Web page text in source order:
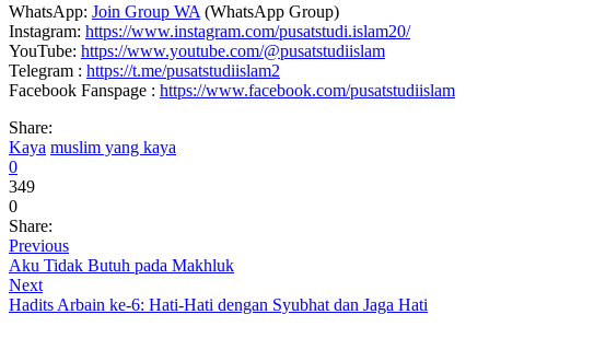
WhatsApp: Join Group WA (WhatsApp Group)
Instagram: https://www.instagram.com/pusatstudi.islam20/
YouTube: https://www.youtube.com/@pusatstudiislam
Telegram : https://t.me/pusatstudiislam2
Facebook Fanspage : https://www.facebook.com/pusatstudiislam
Share:
Kaya muslim yang kaya
0
349
0
Share:
Previous
Aku Tidak Butuh pada Makhluk
Next
Hadits Arbain ke-6: Hati-Hati dengan Syubhat dan Jaga Hati